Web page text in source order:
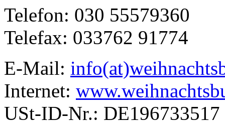
Telefon: 030 55579360
Telefax: 033762 91774
E-Mail:
Internet:
USt-ID-Nr.: DE196733517